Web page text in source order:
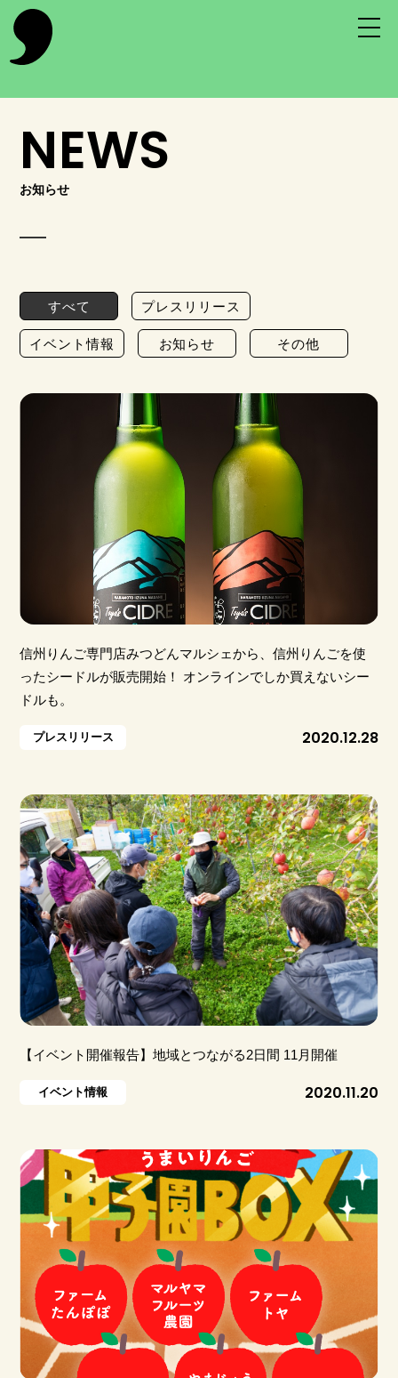
NEWS
お知らせ
すべて プレスリリース
イベント情報 お知らせ その他
信州りんご専門店みつどんマルシェから、信州りんごを使
ったシードルが販売開始！ オンラインでしか買えないシー
ドルも。
プレスリリース 2020.12.28
【イベント開催報告】地域とつながる2日間 11月開催
イベント情報 2020.11.20